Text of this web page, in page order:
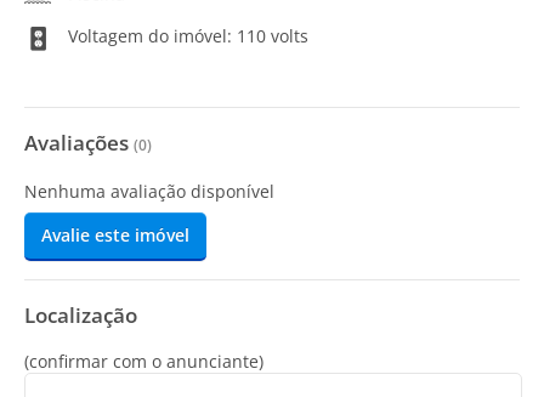
Voltagem do imóvel: 110 volts
Avaliações (0)
Nenhuma avaliação disponível
Avalie este imóvel
Localização
(confirmar com o anunciante)